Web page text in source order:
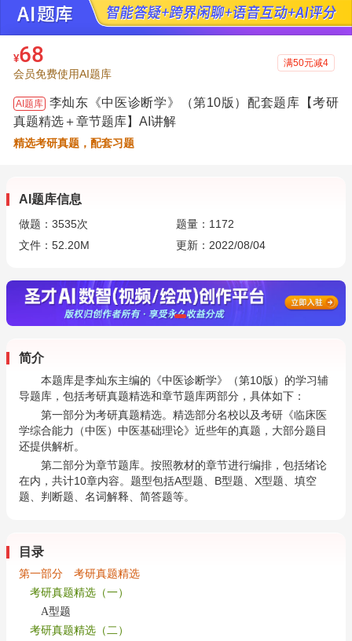
¥68
会员免费使用AI题库
满50元减4
AI题库 李灿东《中医诊断学》（第10版）配套题库【考研
真题精选＋章节题库】AI讲解
精选考研真题，配套习题
AI题库信息
做题： 3535次
题量：1172
文件：52.20M
更新：2022/08/04
简介
本题库是李灿东主编的《中医诊断学》（第10版）的学习辅
导题库，包括考研真题精选和章节题库两部分，具体如下：
第一部分为考研真题精选。精选部分名校以及考研《临床医
学综合能力（中医）中医基础理论》近些年的真题，大部分题目
还提供解析。
第二部分为章节题库。按照教材的章节进行编排，包括绪论
在内，共计10章内容。题型包括A型题、B型题、X型题、填空
题、判断题、名词解释、简答题等。
目录
第一部分 考研真题精选
考研真题精选（一）
A型题
考研真题精选（二）